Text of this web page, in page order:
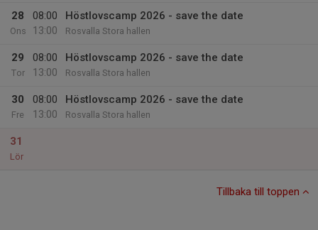
28
Ons
08:00
13:00
Höstlovscamp 2026 - save the date
Rosvalla Stora hallen
29
Tor
08:00
13:00
Höstlovscamp 2026 - save the date
Rosvalla Stora hallen
30
Fre
08:00
13:00
Höstlovscamp 2026 - save the date
Rosvalla Stora hallen
31
Lör
Tillbaka till toppen